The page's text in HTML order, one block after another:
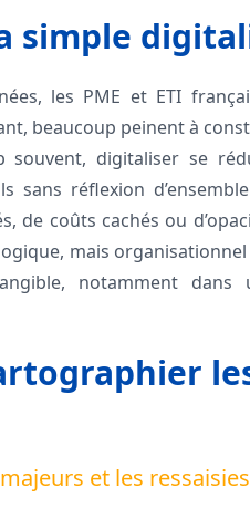
simple
les PME et ETI
beaucoup peinent à
souvent, digitaliser se
sans réflexion
de coûts cachés ou
mais
notamment
et les ressaisies